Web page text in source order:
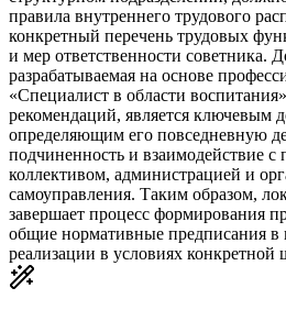
правила внутреннего трудового
конкретный перечень трудовых
и мер ответственности советника.
разрабатываемая на основе
«Специалист в области
рекомендаций, является ключевым
определяющим его повседневную
подчиненность и взаимодействие с
коллективом, администрацией и
самоуправления. Таким образом,
завершает процесс формирования
общие нормативные предписания в
реализации в условиях конкретной